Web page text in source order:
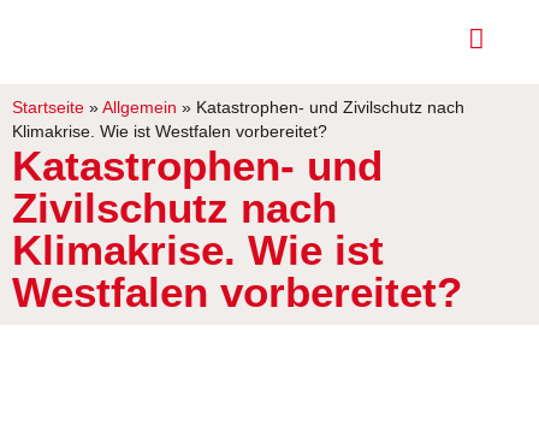
Startseite » Allgemein » Katastrophen- und Zivilschutz nach
Klimakrise. Wie ist Westfalen vorbereitet?
Katastrophen- und
Zivilschutz nach
Klimakrise. Wie ist
Westfalen vorbereitet?